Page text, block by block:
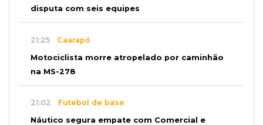
disputa com seis equipes
21:25 Caarapó
Motociclista morre atropelado por caminhão
na MS-278
21:02 Futebol de base
Náutico segura empate com Comercial e